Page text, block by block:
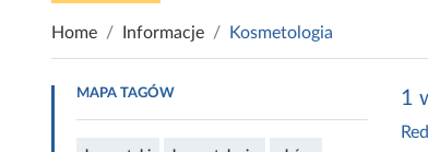
Home Informacje Kosmetologia
MAPA TAGÓW 1